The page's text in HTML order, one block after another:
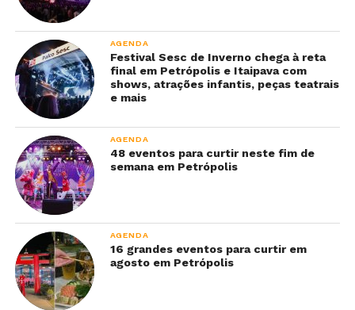
AGENDA
Festival Sesc de Inverno chega à reta
final em Petrópolis e Itaipava com
shows, atrações infantis, peças teatrais
e mais
AGENDA
48 eventos para curtir neste fim de
semana em Petrópolis
AGENDA
16 grandes eventos para curtir em
agosto em Petrópolis